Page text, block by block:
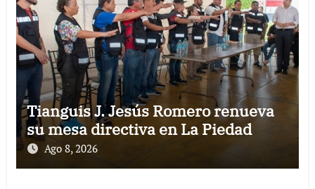
Tianguis J. Jesús Romero renueva
su mesa directiva en La Piedad
Ago 8, 2026